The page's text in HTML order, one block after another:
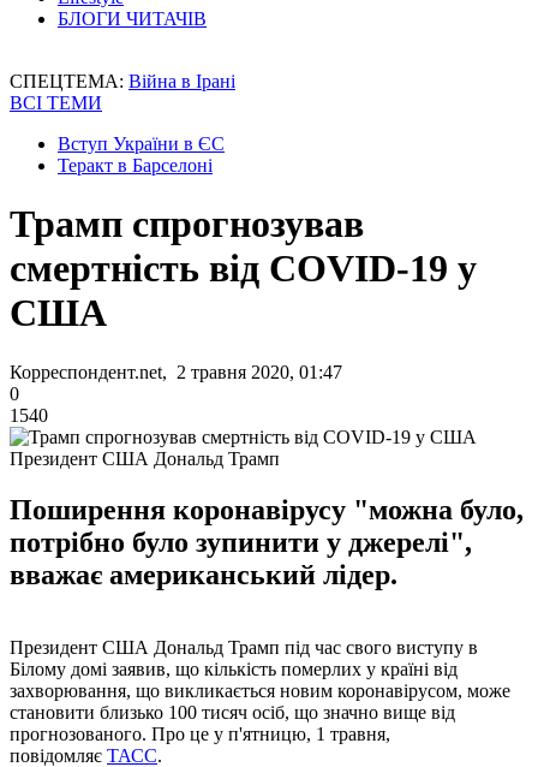
БЛОГИ ЧИТАЧІВ
СПЕЦТЕМА: Війна в Ірані
ВСІ ТЕМИ
Вступ України в ЄС
Теракт в Барселоні
Трамп спрогнозував
смертність від COVID-19 у
США
Корреспондент.net, 2 травня 2020, 01:47
0
1540
Президент США Дональд Трамп
Поширення коронавірусу "можна було,
потрібно було зупинити у джерелі",
вважає американський лідер.
Президент США Дональд Трамп під час свого виступу в
Білому домі заявив, що кількість померлих у країні від
захворювання, що викликається новим коронавірусом, може
становити близько 100 тисяч осіб, що значно вище від
прогнозованого. Про це у п'ятницю, 1 травня,
повідомляє ТАСС.